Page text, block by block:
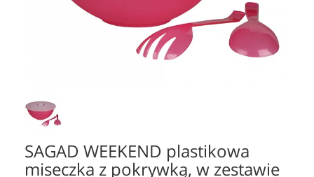
SAGAD WEEKEND plastikowa
miseczka z pokrywką, w zestawie